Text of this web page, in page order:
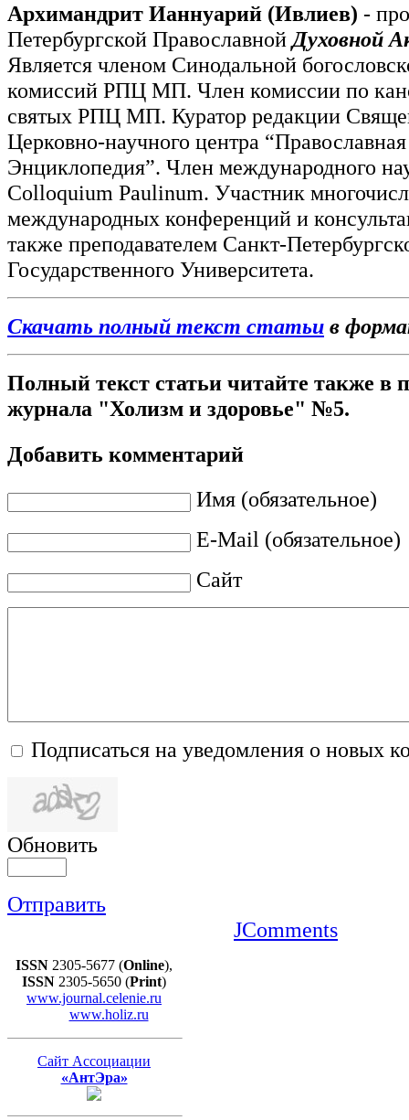
Архимандрит Ианнуарий (Ивлиев) -
Петербургской Православной Духовной
Является членом Синодальной
комиссий РПЦ МП. Член комиссии по
святых РПЦ МП. Куратор редакции
Церковно-научного центра “Православная
Энциклопедия”. Член международного
Colloquium Paulinum. Участник
международных конференций и
также преподавателем Санкт-
Государственного Университета.
Скачать полный текст статьи в
Полный текст статьи читайте также в
журнала "Холизм и здоровье" №5.
Добавить комментарий
Имя (обязательное)
E-Mail (обязательное)
Сайт
Подписаться на уведомления о новых
Обновить
Отправить
JComments
ISSN 2305-5677 (Online),
ISSN 2305-5650 (Print)
www.journal.celenie.ru
www.holiz.ru
Сайт Ассоциации
«АнтЭра»